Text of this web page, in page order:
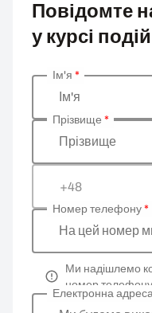
Повідомте
у курсі подій
Введіть ваші
Ім'я
Ім'я *
Прізвище
Прізвище *
+48
На цей номер
Номер телефону*
Ми надішлемо
номер телефону
Електронна